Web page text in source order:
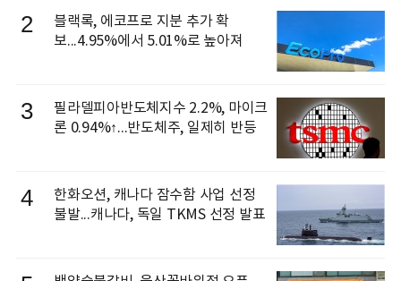
2
블랙록, 에코프로 지분 추가 확
보...4.95%에서 5.01%로 높아져
3
필라델피아반도체지수 2.2%, 마이크
론 0.94%↑...반도체주, 일제히 반등
4
한화오션, 캐나다 잠수함 사업 선정
불발...캐나다, 독일 TKMS 선정 발표